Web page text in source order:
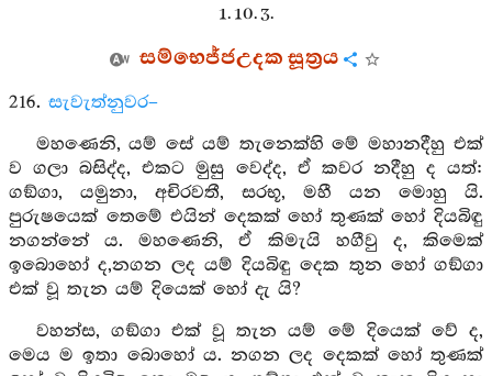
1. 10. 3.
සම්භෙජ්ජඋදක සූත්‍රය
216. සැවැත්නුවර–
මහණෙනි, යම් සේ යම් තැනෙක්හි මේ මහානදීහු එක්
ව ගලා බසිද්ද, එකට මුසු වෙද්ද, ඒ කවර නදීහු ද යත්:
ගඞ්ගා, යමුනා, අචිරවතී, සරභූ, මහී යන මොහු යි.
පුරුෂයෙක් තෙමේ එයින් දෙකක් හෝ තුණක් හෝ දියබිඳු
නගන්නේ ය. මහණෙනි, ඒ කිමැයි හගීවු ද, කිමෙක්
ඉබොහෝ ද,නගන ලද යම් දියබිඳු දෙක තුන හෝ ගඞ්ගා
එක් වූ තැන යම් දියෙක් හෝ දැ යි?
වහන්ස, ගඞ්ගා එක් වූ තැන යම් මේ දියෙක් වේ ද,
මෙය ම ඉතා බොහෝ ය. නගන ලද දෙකක් හෝ තුණක්